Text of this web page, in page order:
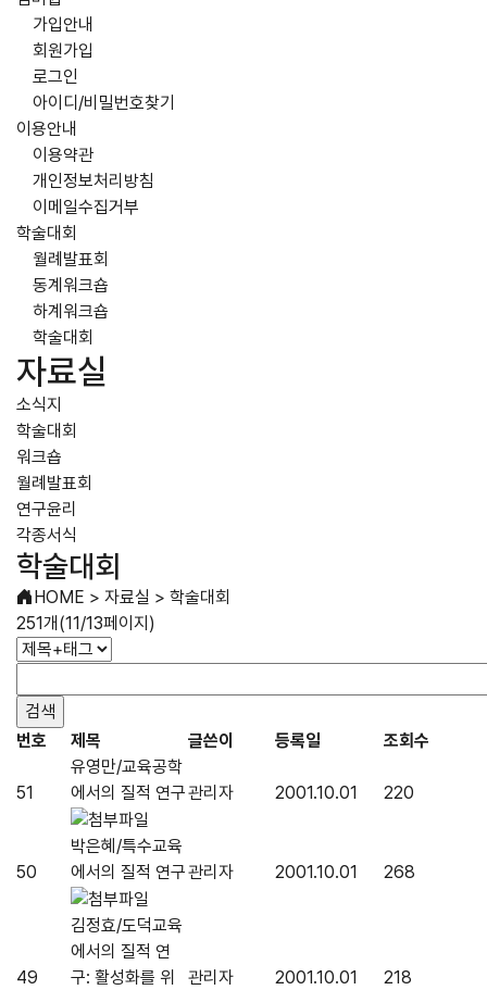
가입안내
회원가입
로그인
아이디/비밀번호찾기
이용안내
이용약관
개인정보처리방침
이메일수집거부
학술대회
월례발표회
동계워크숍
하계워크숍
학술대회
자료실
소식지
학술대회
워크숍
월례발표회
연구윤리
각종서식
학술대회
HOME > 자료실 > 학술대회
251개(11/13페이지)
번호 제목 글쓴이 등록일 조회수
51
유영만/교육공학
에서의 질적 연구관리자 2001.10.01 220
50
박은혜/특수교육
에서의 질적 연구관리자 2001.10.01 268
49
김정효/도덕교육
에서의 질적 연
구: 활성화를 위
관리자 2001.10.01 218